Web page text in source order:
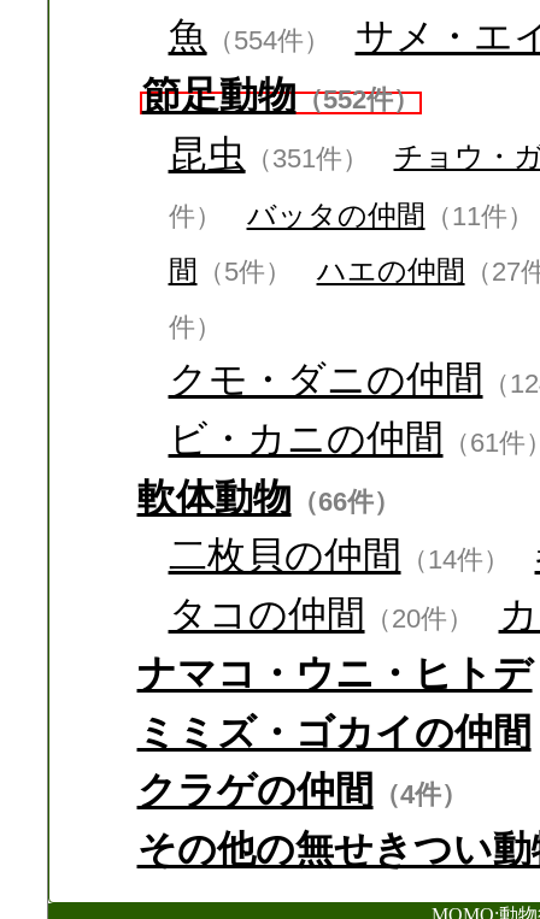
魚 （554件）
サメ・エ
節足動物（552件）
昆虫 （351件） チョウ・
件） バッタの仲間 （11件）
間 （5件） ハエの仲間
（27
件）
クモ・ダニの仲間 （
ビ・カニの仲間 （61件
軟体動物 （66件）
二枚貝の仲間 （14件）
タコの仲間
（20件）
ナマコ・ウニ・ヒトデ
ミミズ・ゴカイの仲間
クラゲの仲間 （4件）
その他の無せきつい動
MOMO:動